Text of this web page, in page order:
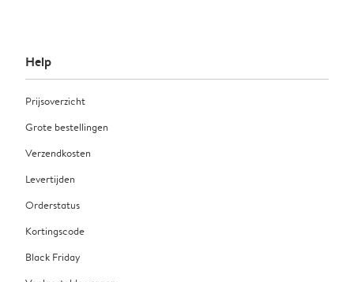
Help
Prijsoverzicht
Grote bestellingen
Verzendkosten
Levertijden
Orderstatus
Kortingscode
Black Friday